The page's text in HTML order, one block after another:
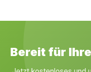
Bereit für